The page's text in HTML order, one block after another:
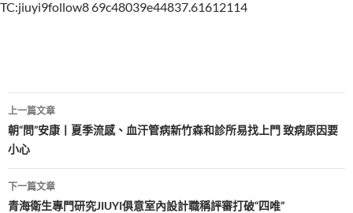
TC:jiuyi9follow8 69c48039e44837.61612114
文
章
導
覽
上一篇文章
朝“問”安康丨夏季流感、血汗管病新竹森和診所易找上門 致病原因要
小心
下一篇文章
青海衛生專門研究JIUYI俱意室內設計職稱評審打破“四唯”